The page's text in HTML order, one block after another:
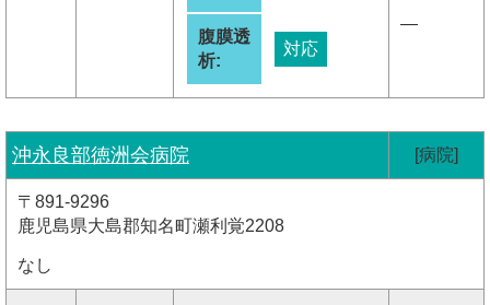
腹膜透
析:
対応
―
沖永良部徳洲会病院 [病院]
〒891-9296
鹿児島県大島郡知名町瀬利覚2208
なし